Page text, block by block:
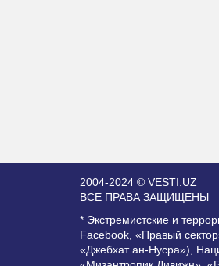
2004-2024 © VESTI.UZ
ВСЕ ПРАВА ЗАЩИЩЕНЫ
* Экстремистские и
Facebook, «Правый
«Джебхат ан-Нусра»),